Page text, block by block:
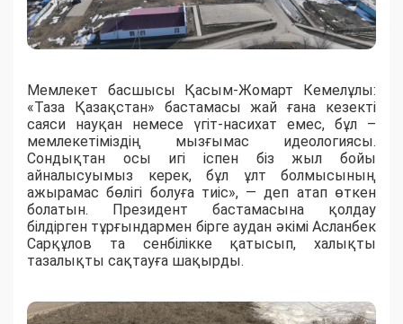
Мемлекет басшысы Қасым-Жомарт Кемелұлы:
«Таза Қазақстан» бастамасы жай ғана кезекті
саяси науқан немесе үгіт-насихат емес, бұл –
мемлекетіміздің мызғымас идеологиясы.
Сондықтан осы игі іспен біз жыл бойы
айналысуымыз керек, бұл ұлт болмысының
ажырамас бөлігі болуға тиіс», — деп атап өткен
болатын. Президент бастамасына қолдау
білдірген тұрғындармен бірге аудан әкімі Асланбек
Сарқұлов та сенбілікке қатысып, халықты
тазалықты сақтауға шақырды.